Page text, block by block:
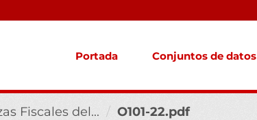
Portada Conjuntos de datos
Fiscales del... O101-22.pdf